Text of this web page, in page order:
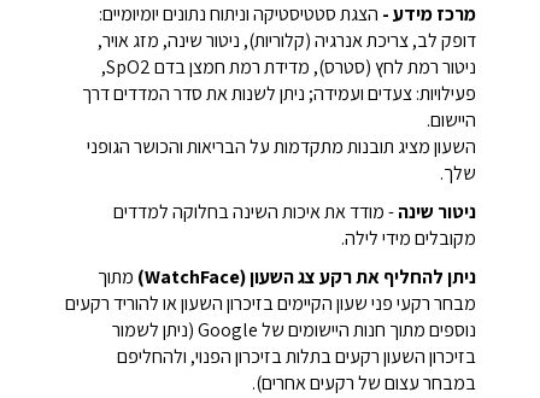
מרכז מידע - הצגת סטטיסטיקה וניתוח נתונים יומיומיים:
דופק לב, צריכת אנרגיה (קלוריות), ניטור שינה, מזג אויר,
ניטור רמת לחץ (סטרס), מדידת רמת חמצן בדם SpO2,
פעילויות: צעדים ועמידה; ניתן לשנות את סדר המדדים דרך
היישום.
השעון מציג תובנות מתקדמות על הבריאות והכושר הגופני
שלך.
ניטור שינה- מודד את איכות השינה בחלוקה למדדים
מקובלים מידי לילה.
ניתן להחליף את רקע צג השעון (WatchFace)
מתוך
מבחר רקעי פני שעון הקיימים בזיכרון השעון או להוריד רקעים
נוספים מתוך חנות היישומים של Google (ניתן לשמור
בזיכרון השעון רקעים בתלות בזיכרון הפנוי, ולהחליפם
במבחר עצום של רקעים אחרים).